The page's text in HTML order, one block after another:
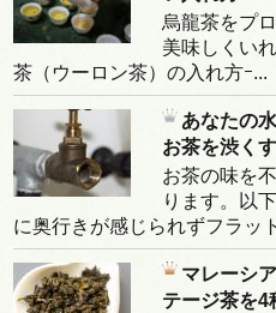
烏龍茶をプ
美味しくい
茶（ウーロン茶）の入れ方ｰ...
あなたの
お茶を渋く
お茶の味を
ります。以
に奥行きが感じられずフラッ
マレーシ
テージ茶を4